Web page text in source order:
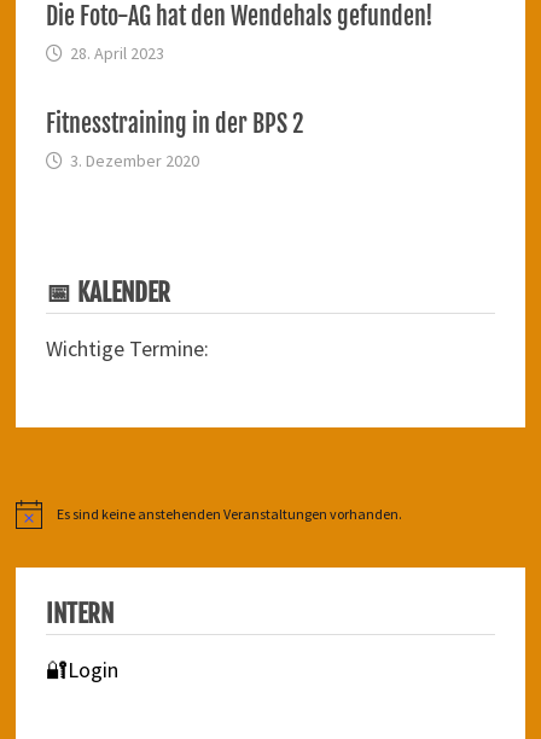
Die Foto-AG hat den Wendehals gefunden!
28. April 2023
Fitnesstraining in der BPS 2
3. Dezember 2020
📅 KALENDER
Wichtige Termine:
HinweisEs sind keine anstehenden Veranstaltungen vorhanden.
INTERN
🔐Login